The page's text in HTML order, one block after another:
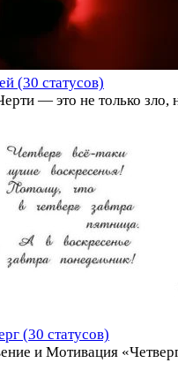
(30 статусов)
— это не только зло,
(30 статусов)
и Мотивация